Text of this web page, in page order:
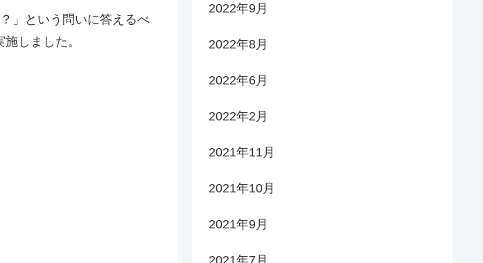
」という問いに答えるべ
しました。
2022年9月
2022年8月
2022年6月
2022年2月
2021年11月
2021年10月
2021年9月
2021年7月